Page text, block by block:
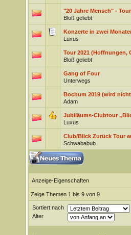
"20 Jahre Mensch" - Tour
Bloß geliebt
Konzerte in zwei
Luxus
Tour 2021 (Hoffnungen,
Bloß geliebt
Gang of Four
Unterwegs
Bochum 2019 (wird
Adam
Jubiläums-Clubtour
Luxus
Club/Blick Zurück Tour
Schwababub
Anzeige-Eigenschaften
Zeige Themen 1 bis 9 von 9
Sortiert nach
Alter